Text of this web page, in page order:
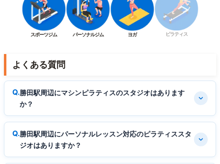
スポーツジム パーソナルジム ヨガ ピラティス
よくある質問
勝田駅周辺にマシンピラティスのスタジオはあります
か？
勝田駅周辺にパーソナルレッスン対応のピラティススタ
ジオはありますか？